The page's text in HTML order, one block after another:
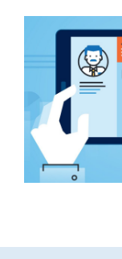
inhoud